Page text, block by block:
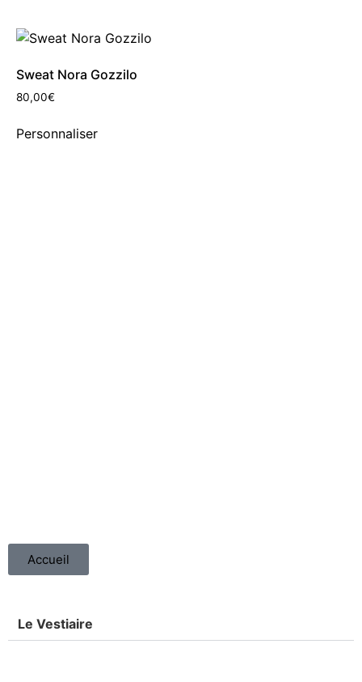
Sweat Nora Gozzilo
80,00€
Personnaliser
Accueil
Le Vestiaire